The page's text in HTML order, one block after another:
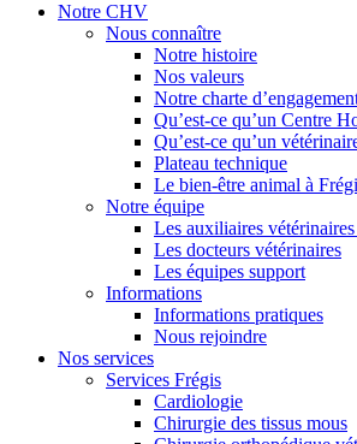
Notre CHV
Nous connaître
Notre histoire
Nos valeurs
Notre charte
Qu’est-ce qu’un Centre
Qu’est-ce qu’un
Plateau technique
Le bien-être animal à
Notre équipe
Les auxiliaires vétérinaires
Les docteurs vétérinaires
Les équipes support
Informations
Informations pratiques
Nous rejoindre
Nos services
Services Frégis
Cardiologie
Chirurgie des tissus mous